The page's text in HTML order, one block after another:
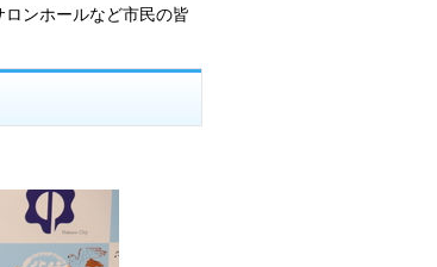
ンホールなど市民の皆